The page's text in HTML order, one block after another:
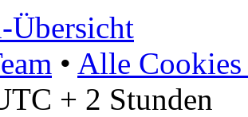
Übersicht
• Alle Cookies
+ 2 Stunden